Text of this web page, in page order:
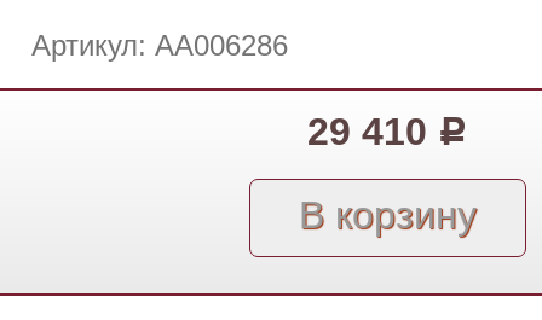
Артикул: АА006286
29 410 Р